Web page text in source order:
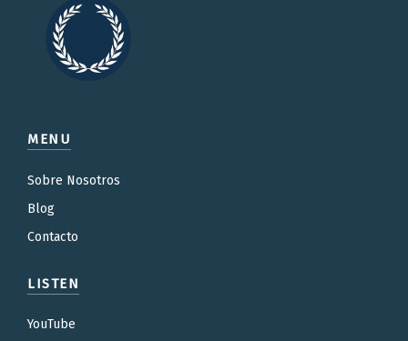
MENU
Sobre Nosotros
Blog
Contacto
LISTEN
YouTube